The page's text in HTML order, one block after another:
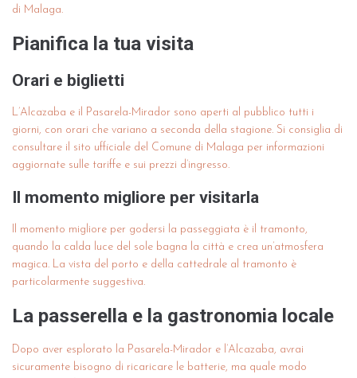
di Malaga.
Pianifica la tua visita
Orari e biglietti
L’Alcazaba e il Pasarela-Mirador sono aperti al pubblico tutti i
giorni, con orari che variano a seconda della stagione. Si consiglia di
consultare il sito ufficiale del Comune di Malaga per informazioni
aggiornate sulle tariffe e sui prezzi d’ingresso.
Il momento migliore per visitarla
Il momento migliore per godersi la passeggiata è il tramonto,
quando la calda luce del sole bagna la città e crea un’atmosfera
magica. La vista del porto e della cattedrale al tramonto è
particolarmente suggestiva.
La passerella e la gastronomia locale
Dopo aver esplorato la Pasarela-Mirador e l’Alcazaba, avrai
sicuramente bisogno di ricaricare le batterie, ma quale modo